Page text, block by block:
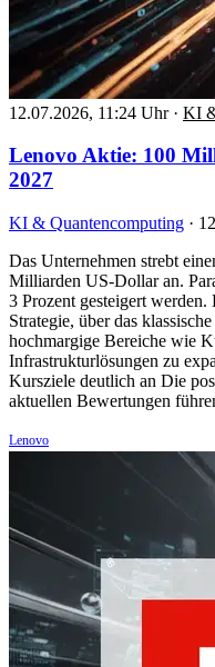
12.07.2026, 11:24 Uhr · KI
Lenovo Aktie: 100
2027
KI & Quantencomputing ·
Das Unternehmen strebt
Milliarden US-Dollar an.
3 Prozent gesteigert
Strategie, über das
hochmargige Bereiche wie
Infrastrukturlösungen zu
Kursziele deutlich an Die
aktuellen Bewertungen
Lenovo